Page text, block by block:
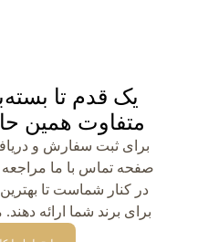
یک قدم تا
متفاوت همین
برای ثبت سفارش و
صفحه تماس با ما
در کنار شماست تا
برای برند شما ارائه